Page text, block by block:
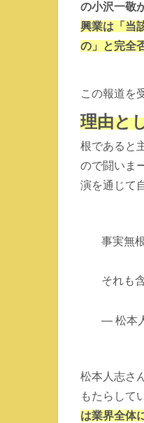
の小沢一敬
興業は「当
の」と完全
この報道を
理由と
根であると
ので闘いま
演を通じて
事実無
それも
— 松本
松本人志さ
もたらして
は業界全体